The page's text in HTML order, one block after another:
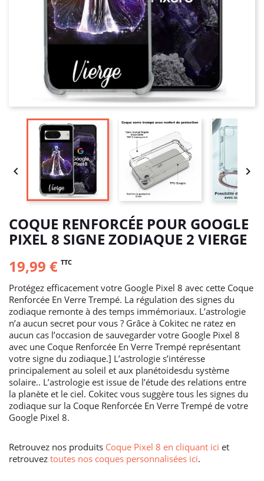
 
COQUE RENFORCÉE POUR GOOGLE
PIXEL 8 SIGNE ZODIAQUE 2 VIERGE
19,99 € TTC
Protégez efficacement votre Google Pixel 8 avec cette Coque
Renforcée En Verre Trempé. La régulation des signes du
zodiaque remonte à des temps immémoriaux. L’astrologie
n’a aucun secret pour vous ? Grâce à Cokitec ne ratez en
aucun cas l’occasion de sauvegarder votre Google Pixel 8
avec une Coque Renforcée En Verre Trempé représentant
votre signe du zodiaque.] L’astrologie s’intéresse
principalement au soleil et aux planétoidesdu système
solaire.. L’astrologie est issue de l’étude des relations entre
la planète et le ciel. Cokitec vous suggère tous les signes du
zodiaque sur la Coque Renforcée En Verre Trempé de votre
Google Pixel 8.
Retrouvez nos produits Coque Pixel 8 en cliquant ici et
retrouvez toutes nos coques personnalisées ici.